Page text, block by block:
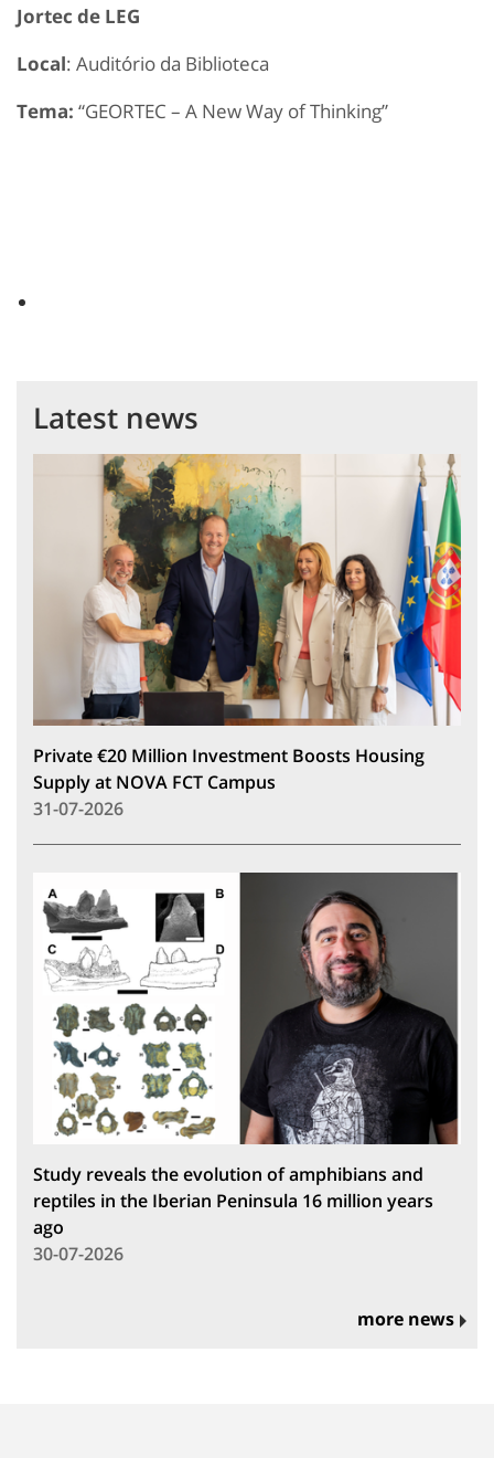
Jortec de LEG
Local: Auditório da Biblioteca
Tema: “GEORTEC – A New Way of Thinking”
Latest news
Private €20 Million Investment Boosts Housing
Supply at NOVA FCT Campus
31-07-2026
Study reveals the evolution of amphibians and
reptiles in the Iberian Peninsula 16 million years
ago
30-07-2026
more news